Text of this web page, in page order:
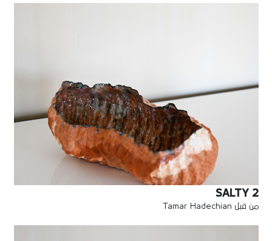
SALTY 2
من قبل Tamar Hadechian